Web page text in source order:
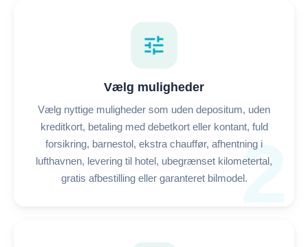
2
tune
Vælg muligheder
Vælg nyttige muligheder som uden depositum, uden
kreditkort, betaling med debetkort eller kontant, fuld
forsikring, barnestol, ekstra chauffør, afhentning i
lufthavnen, levering til hotel, ubegrænset kilometertal,
gratis afbestilling eller garanteret bilmodel.